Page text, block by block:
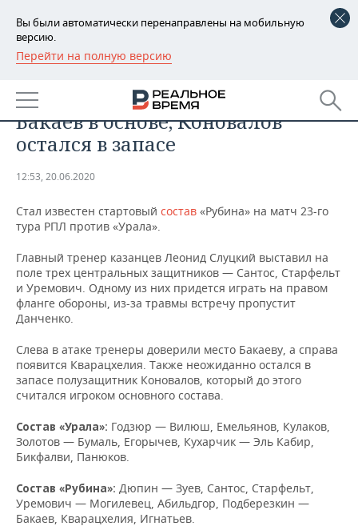
Вы были автоматически перенаправлены на мобильную
версию.
Перейти на полную версию
РЕГИОНЫ
БАШКОРТОСТАН
ТАТАРСТАН
НОВОСТИ
АНАЛИТИКА
ДЕКЛАРАЦИИ О ДОХОДАХ
ВУЗЫ ТАТАРСТАНА
КОМУ ПРИНАДЛЕЖАТ
ТОРГОВЫЕ ЦЕНТРЫ
НОВОСТИ ЭКОНОМИКИ
БАНКИ
БЮДЖЕТ
ИНВЕСТИЦИИ
ПРОМЫШЛЕННОСТЬ
ПРОМЫШЛЕННОСТИ
АГРОПРОМ
МАШИНОСТРОЕНИЕ
НЕФТЕХИМИЯ
НЕФТЬ
ОПК
НОВОСТИ НЕДВИЖИМОСТИ
АВТО
НОВОСТИ АВТО
БИЗНЕС
НОВОСТИ БИЗНЕСА
РОЗНИЧНАЯ ТОРГОВЛЯ
ТРАНСПОРТ
УСЛУГИ
ТЕХНОЛОГИИ
НОВОСТИ ТЕХНОЛОГИЙ
IT
МЕДИА
ТЕЛЕКОММУНИКАЦИИ
МЕРОПРИЯТИЯ
НОВОСТИ МЕРОПРИЯТИЙ
ВЫЕЗДНАЯ РЕДАКЦИЯ
БИЗНЕС-БРАНЧИ
СПОРТ
НОВОСТИ СПОРТА
ФУТБОЛ
ОБЩЕСТВО
НОВОСТИ ОБЩЕСТВА
ФОТОГАЛЕРЕЯ
«Урал» — «Рубин»: Абильдгор,
Бакаев в основе, Коновалов
остался в запасе
12:53, 20.06.2020
Стал известен стартовый состав «Рубина» на матч 23-го
тура РПЛ против «Урала».
Главный тренер казанцев Леонид Слуцкий выставил на
поле трех центральных защитников — Сантос, Старфельт
и Уремович. Одному из них придется играть на правом
фланге обороны, из-за травмы встречу пропустит
Данченко.
Слева в атаке тренеры доверили место Бакаеву, а справа
появится Кварацхелия. Также неожиданно остался в
запасе полузащитник Коновалов, который до этого
считался игроком основного состава.
Состав «Урала»: Годзюр — Вилюш, Емельянов, Кулаков,
Золотов — Бумаль, Егорычев, Кухарчик — Эль Кабир,
Бикфалви, Панюков.
Состав «Рубина»: Дюпин — Зуев, Сантос, Старфельт,
Уремович — Могилевец, Абильдгор, Подберезкин —
Бакаев, Кварацхелия, Игнатьев.